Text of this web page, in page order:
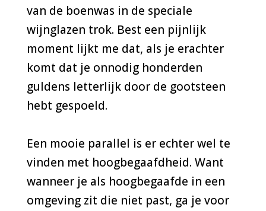
van de boenwas in de speciale
wijnglazen trok. Best een pijnlijk
moment lijkt me dat, als je erachter
komt dat je onnodig honderden
guldens letterlijk door de gootsteen
hebt gespoeld.
Een mooie parallel is er echter wel te
vinden met hoogbegaafdheid. Want
wanneer je als hoogbegaafde in een
omgeving zit die niet past, ga je voor